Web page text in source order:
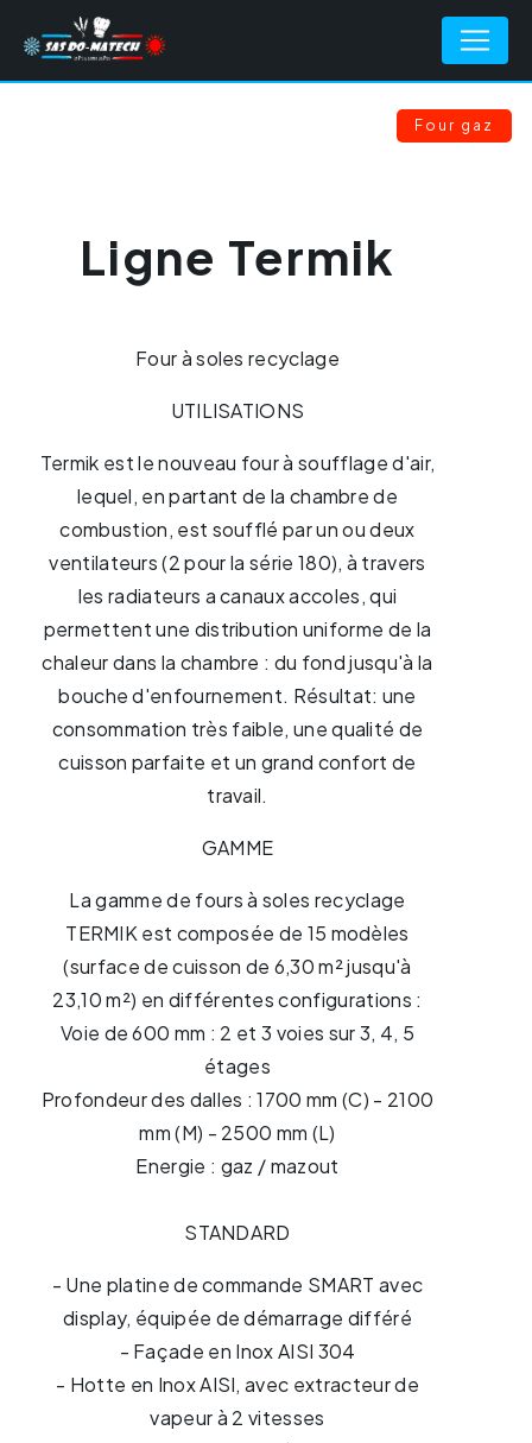
Ligne Termik
Four à soles recyclage
UTILISATIONS
Termik est le nouveau four à soufflage d'air,
lequel, en partant de la chambre de
combustion, est soufflé par un ou deux
ventilateurs (2 pour la série 180), à travers
les radiateurs a canaux accoles, qui
permettent une distribution uniforme de la
chaleur dans la chambre : du fond jusqu'à la
bouche d'enfournement. Résultat: une
consommation très faible, une qualité de
cuisson parfaite et un grand confort de
travail.
GAMME
La gamme de fours à soles recyclage
TERMIK est composée de 15 modèles
(surface de cuisson de 6,30 m² jusqu'à
23,10 m²) en différentes configurations :
Voie de 600 mm : 2 et 3 voies sur 3, 4, 5
étages
Profondeur des dalles : 1700 mm (C) - 2100
mm (M) - 2500 mm (L)
Energie : gaz / mazout
STANDARD
- Une platine de commande SMART avec
display, équipée de démarrage différé
- Façade en Inox AISI 304
- Hotte en Inox AISI, avec extracteur de
vapeur à 2 vitesses
Four gaz
Retour
Panneau de gestion des cookies